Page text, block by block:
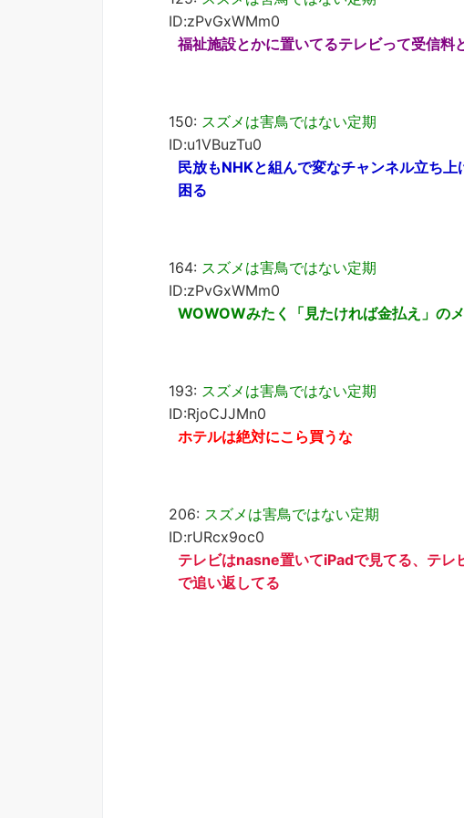
ID:zPvGxWMm0
福祉施設とかに置いてるテレビって受信料
150: スズメは害鳥ではない定期
ID:u1VBuzTu0
民放もNHKと組んで変なチャンネル立ち
困る
164: スズメは害鳥ではない定期
ID:zPvGxWMm0
WOWOWみたく「見たければ金払え」の
193: スズメは害鳥ではない定期
ID:RjoCJJMn0
ホテルは絶対にこら買うな
206: スズメは害鳥ではない定期
ID:rURcx9oc0
テレビはnasne置いてiPadで見てる、テレ
で追い返してる